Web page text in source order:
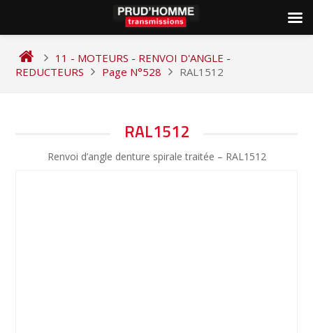
content
11 - MOTEURS - RENVOI D'ANGLE -
REDUCTEURS
Page N°528 RAL1512
RAL1512
Renvoi d’angle denture spirale traitée – RAL1512